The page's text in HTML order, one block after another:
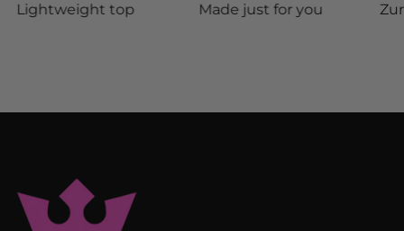
Lightweight top Made just for you